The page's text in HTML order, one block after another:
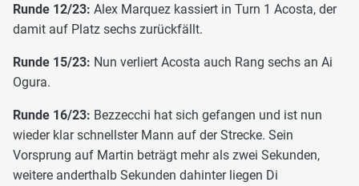
Runde 12/23: Alex Marquez kassiert in Turn 1 Acosta, der
damit auf Platz sechs zurückfällt.
Runde 15/23: Nun verliert Acosta auch Rang sechs an Ai
Ogura.
Runde 16/23: Bezzecchi hat sich gefangen und ist nun
wieder klar schnellster Mann auf der Strecke. Sein
Vorsprung auf Martin beträgt mehr als zwei Sekunden,
weitere anderthalb Sekunden dahinter liegen Di